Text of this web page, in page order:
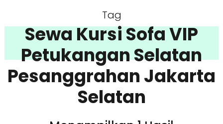
Tag
Sewa Kursi Sofa VIP
Petukangan Selatan
Pesanggrahan Jakarta
Selatan